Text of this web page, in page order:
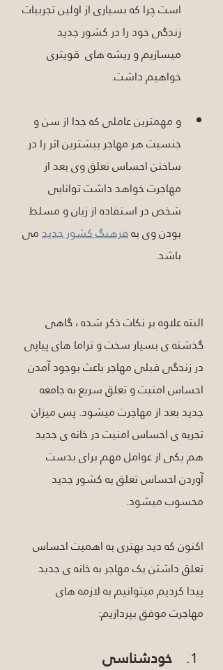
است چرا که بسیاری از اولین تجربیات
زندگی خود را در کشور جدید
میسازیم و ریشه های  قویتری
خواهیم داشت.
و مهمترین عاملی که جدا از سن و
جنسیت هر مهاجر بیشترین اثر را در
ساختن احساس تعلق وی بعد از
مهاجرت خواهد داشت توانایی
شخص در استفاده از زبان و مسلط
بودن وی به فرهنگ کشور جدید می
باشد.
البته علاوه بر نکات ذکر شده ، گاهی
گذشته ی بسیار سخت و تراما های پیاپی
در زندگی قبلی مهاجر باعث بوجود آمدن
احساس امنیت و تعلق سریع به جامعه
جدید بعد از مهاجرت میشود. پس میزان
تجربه ی احساس امنیت در خانه ی جدید
هم یکی از عوامل مهم برای بدست
آوردن احساس تعلق به کشور جدید
محسوب میشود.
اکنون که دید بهتری به اهمیت احساس
تعلق داشتن یک مهاجر به خانه ی جدید
پیدا کردیم میتوانیم به لازمه های
مهاجرت موفق بپردازیم: